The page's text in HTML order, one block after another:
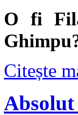
O fi
Citește